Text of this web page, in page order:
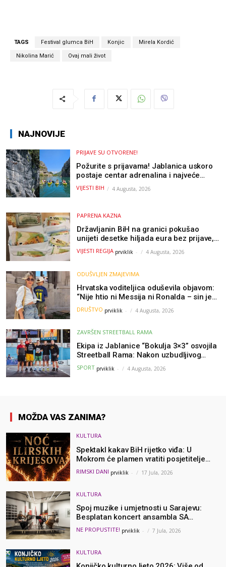
TAGS Festival glumca BiH Konjic Mirela Kordić
Nikolina Marić Ovaj mali život
NAJNOVIJE
PRIJAVE SU OTVORENE!
Požurite s prijavama! Jablanica uskoro
postaje centar adrenalina i najveće
outdoor avanture ovog ljeta
VIJESTI BIH 4 Augusta, 2026
PAPRENA KAZNA
Državljanin BiH na granici pokušao
unijeti desetke hiljada eura bez prijave,
uslijedila “paprena” kazna
VIJESTI REGIJA prviklik - 4 Augusta, 2026
ODUŠVLJEN ZMAJEVIMA
Hrvatska voditeljica oduševila objavom:
“Nije htio ni Messija ni Ronalda – sin je
želio samo dres Bosne”
DRUŠTVO prviklik - 4 Augusta, 2026
ZAVRŠEN STREETBALL RAMA
Ekipa iz Jablanice “Bokulja 3×3” osvojila
Streetball Rama: Nakon uzbudljivog
finala poznati svi pobjednici turnira
SPORT prviklik - 4 Augusta, 2026
MOŽDA VAS ZANIMA?
KULTURA
Spektakl kakav BiH rijetko viđa: U
Mokrom će plamen vratiti posjetitelje
hiljadama godina u prošlost
RIMSKI DANI prviklik - 17 Jula, 2026
KULTURA
Spoj muzike i umjetnosti u Sarajevu:
Besplatan koncert ansambla SA
Sinfonietta u Collegium Artisticumu
NE PROPUSTITE! prviklik - 7 Jula, 2026
KULTURA